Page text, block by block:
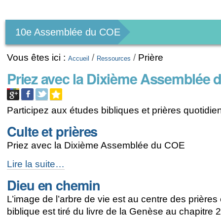
personnels
10e Assemblée du COE
Vous êtes ici : Accueil / Ressources / Prière
Priez avec la Dixième Assemblée
Participez aux études bibliques et prières
Culte et prières
Priez avec la Dixième Assemblée du COE
Culte
et
prières
-
Lire la suite…
Dieu en chemin
L’image de l’arbre de vie est au centre des
biblique est tiré du livre de la Genèse au chapitre